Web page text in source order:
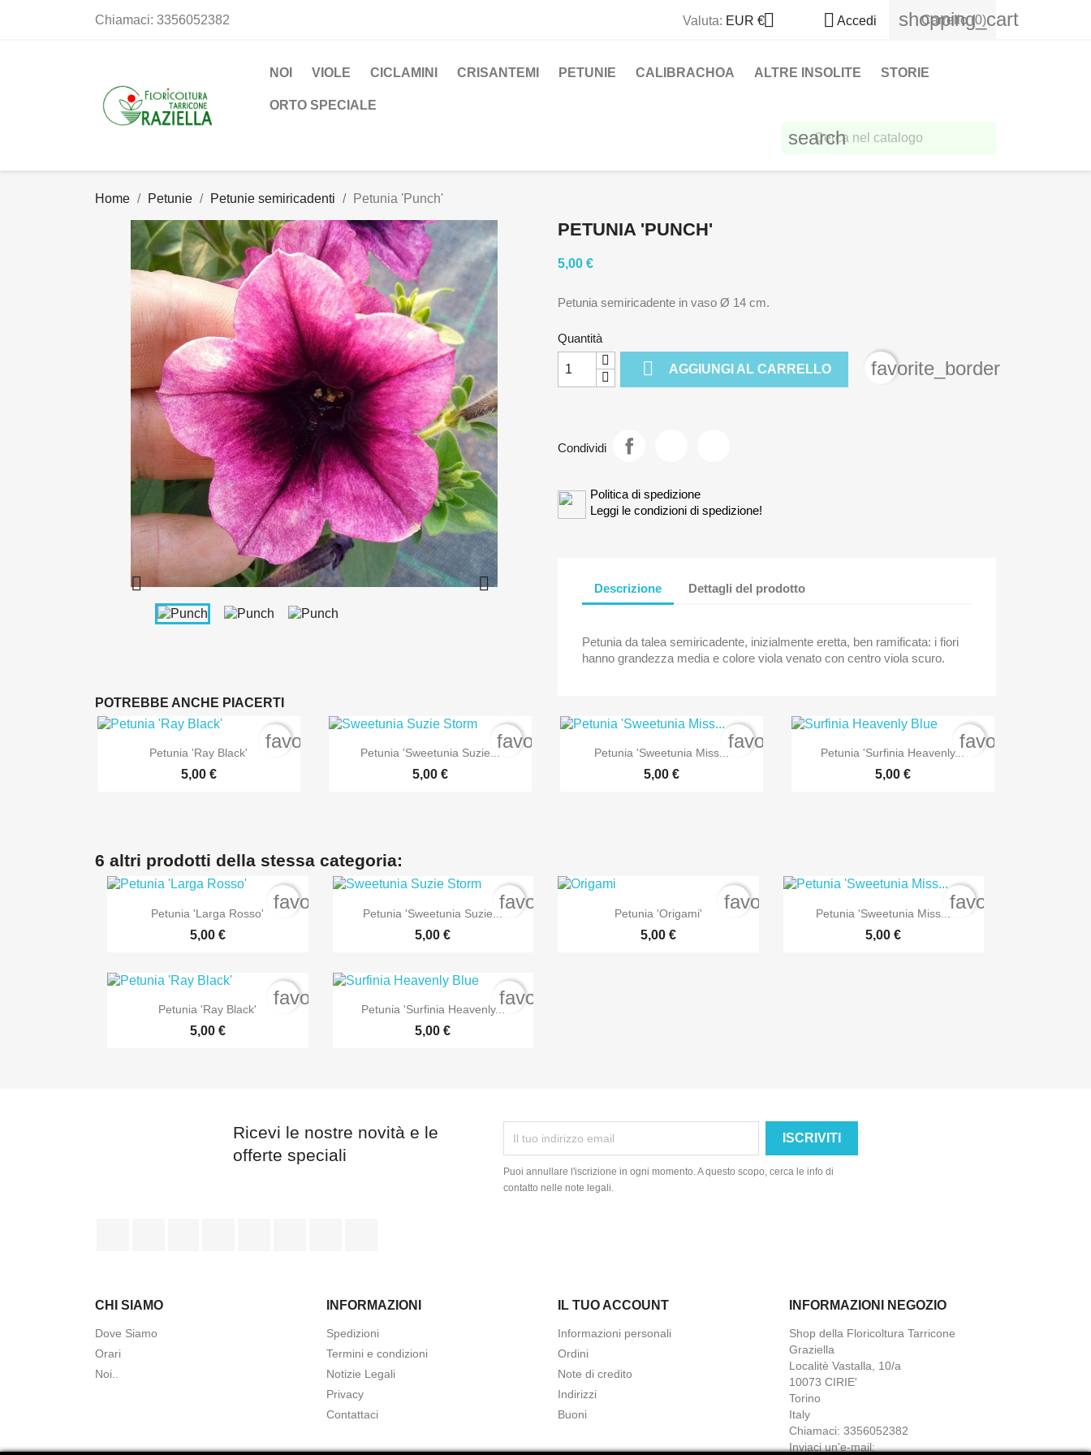
Chiamaci: 3356052382 Valuta: EUR €  Accedi shopping_cart
Carrello (0)
NOI VIOLE CICLAMINI CRISANTEMI PETUNIE CALIBRACHOA ALTRE INSOLITE STORIE
ORTO SPECIALE
search
Home Petunie Petunie semiricadenti Petunia 'Punch'
 
PETUNIA 'PUNCH'
5,00 €
Petunia semiricadente in vaso Ø 14 cm.
Quantità
 AGGIUNGI AL CARRELLO favorite_border
Condividi
Politica di spedizione
Leggi le condizioni di spedizione!
Descrizione Dettagli del prodotto
Petunia da talea semiricadente, inizialmente eretta, ben ramificata: i fiori
hanno grandezza media e colore viola venato con centro viola scuro.
POTREBBE ANCHE PIACERTI
 Anteprima
Petunia 'Ray Black'
5,00 €
favorite_border  Anteprima
Petunia 'Sweetunia Suzie...
5,00 €
favorite_border  Anteprima
Petunia 'Sweetunia Miss...
5,00 €
favorite_border  Anteprima
Petunia 'Surfinia Heavenly...
5,00 €
favorite_border
6 altri prodotti della stessa categoria:
 Anteprima
Petunia 'Larga Rosso'
5,00 €
favorite_border  Anteprima
Petunia 'Sweetunia Suzie...
5,00 €
favorite_border  Anteprima
Petunia 'Origami'
5,00 €
favorite_border  Anteprima
Petunia 'Sweetunia Miss...
5,00 €
favorite_border
 Anteprima
Petunia 'Ray Black'
5,00 €
favorite_border  Anteprima
Petunia 'Surfinia Heavenly...
5,00 €
favorite_border
Ricevi le nostre novità e le
offerte speciali
Puoi annullare l'iscrizione in ogni momento. A questo scopo, cerca le info di
contatto nelle note legali.
CHI SIAMO
Dove Siamo
Orari
Noi..
INFORMAZIONI
Spedizioni
Termini e condizioni
Notizie Legali
Privacy
Contattaci
IL TUO ACCOUNT
Informazioni personali
Ordini
Note di credito
Indirizzi
Buoni
INFORMAZIONI NEGOZIO
Shop della Floricoltura Tarricone
Graziella
Localitè Vastalla, 10/a
10073 CIRIE'
Torino
Italy
Chiamaci: 3356052382
Inviaci un'e-mail: